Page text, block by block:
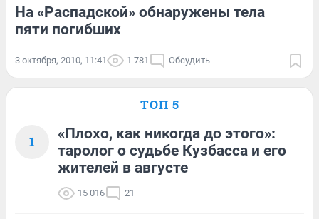
На «Распадской» обнаружены тела
пяти погибших
3 октября, 2010, 11:41 1 781 Обсудить
ТОП 5
1
«Плохо, как никогда до этого»:
таролог о судьбе Кузбасса и его
жителей в августе
15 016 21